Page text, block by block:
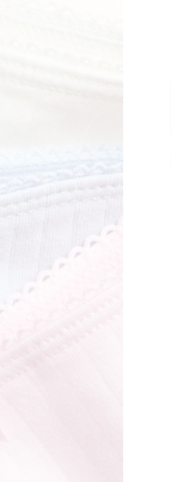
Ilmaiset